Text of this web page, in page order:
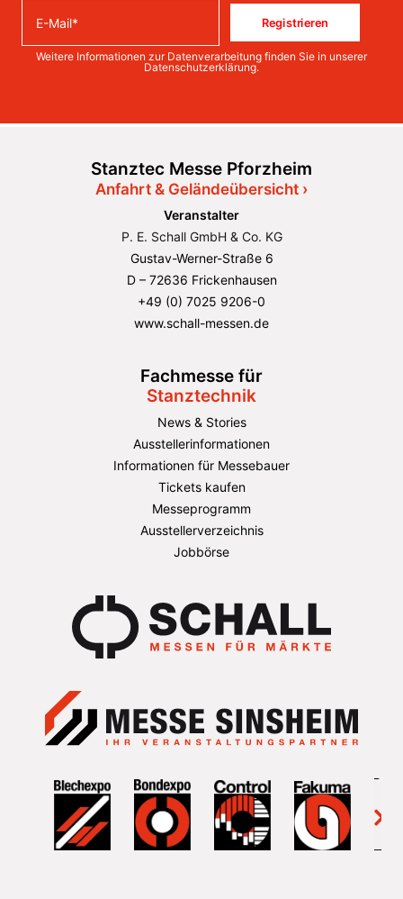
Registrieren
Weitere Informationen zur Datenverarbeitung finden Sie in unserer
Datenschutzerklärung.
Stanztec Messe Pforzheim
Anfahrt & Geländeübersicht ›
Veranstalter
P. E. Schall GmbH & Co. KG
Gustav-Werner-Straße 6
D – 72636 Frickenhausen
+49 (0) 7025 9206-0
www.schall-messen.de
Fachmesse für
Stanztechnik
News & Stories
Ausstellerinformationen
Informationen für Messebauer
Tickets kaufen
Messeprogramm
Ausstellerverzeichnis
Jobbörse